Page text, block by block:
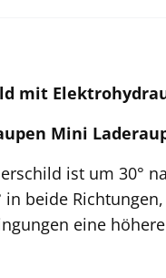
mit
Mini
ist um 30°
beide
eine